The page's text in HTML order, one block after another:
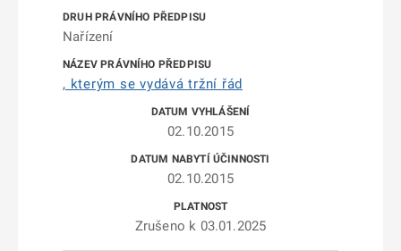
Nařízení
, kterým se vydává tržní řád
02.10.2015
02.10.2015
Zrušeno k 03.01.2025